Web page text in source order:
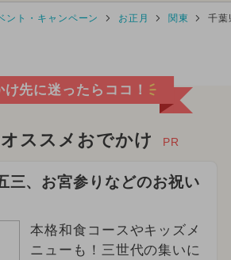
ベント クリスマス
ベント
ベント
ベント
ベント
ベント
ント・キャンペーン お正月 関東 千葉
け先に迷ったらココ！
ススメおでかけ PR
三、お宮参りなどのお祝い
本格和食コースやキッズメ
ニューも！三世代の集いに